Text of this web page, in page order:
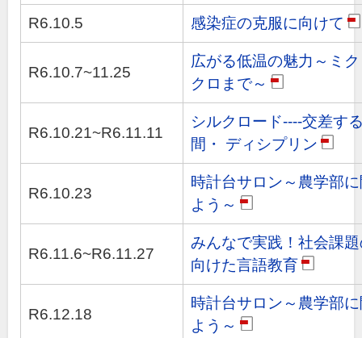
R6.10.5 感染症の克服に向けて
R6.10.7~11.25
広がる低温の魅力～ミ
クロまで～ pdf
R6.10.21~R6.11.11
シルクロード----交差す
間・ ディシプリン pdf
R6.10.23
時計台サロン～農学部
よう～ pdf
R6.11.6~R6.11.27
みんなで実践！社会課
向けた言語教育 pdf
R6.12.18
時計台サロン～農学部
よう～ pdf